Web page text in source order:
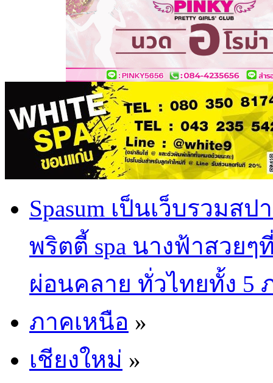
Spasum เป็นเว็บรวม
พริตตี้ spa นางฟ้าสวย
ผ่อนคลาย ทั่วไทยทั้ง 5
ภาคเหนือ »
เชียงใหม่ »